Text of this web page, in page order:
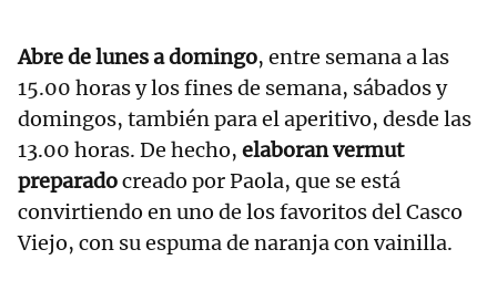
Abre de lunes a domingo, entre semana a las
15.00 horas y los fines de semana, sábados y
domingos, también para el aperitivo, desde las
13.00 horas. De hecho, elaboran vermut
preparadocreado por Paola, que se está
convirtiendo en uno de los favoritos del Casco
Viejo, con su espuma de naranja con vainilla.